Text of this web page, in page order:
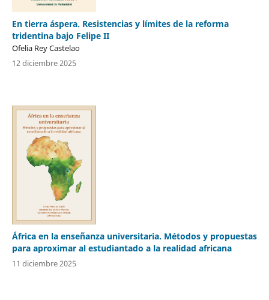
En tierra áspera. Resistencias y límites de la reforma
tridentina bajo Felipe II
Ofelia Rey Castelao
12 diciembre 2025
África en la enseñanza universitaria. Métodos y propuestas
para aproximar al estudiantado a la realidad africana
11 diciembre 2025